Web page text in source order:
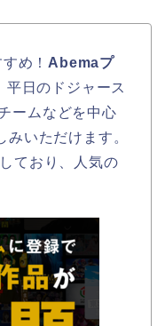
め！ Abemaプ
平日のドジャース
ームなどを中心
いただけます。
ており、人気の